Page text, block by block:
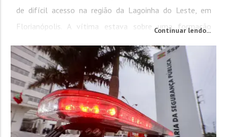
de difícil acesso na região da Lagoinha do Leste, em
Florianópolis. A vítima estava sobre uma formação
Segundo informações do Corpo de Bombeiros, o corpo
havia sido localizado ainda na...
Continuar lendo...